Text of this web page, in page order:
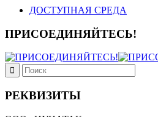
ДОСТУПНАЯ СРЕДА
ПРИСОЕДИНЯЙТЕСЬ!
РЕКВИЗИТЫ